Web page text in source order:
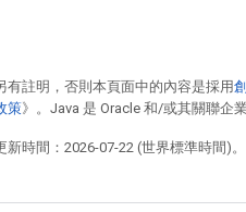
有註明，否則本頁面中的內容是採用
策》。Java 是 Oracle 和/或其關聯企
新時間：2026-07-22 (世界標準時間)。